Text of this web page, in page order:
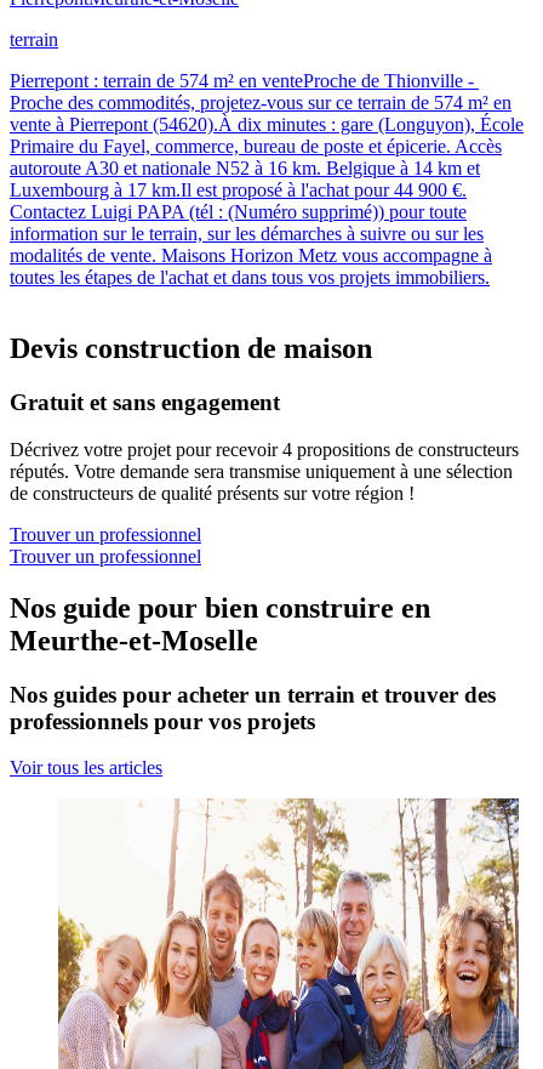
terrain
Pierrepont : terrain de 574 m² en venteProche de Thionville -
Proche des commodités, projetez-vous sur ce terrain de 574 m² en
vente à Pierrepont (54620).À dix minutes : gare (Longuyon), École
Primaire du Fayel, commerce, bureau de poste et épicerie. Accès
autoroute A30 et nationale N52 à 16 km. Belgique à 14 km et
Luxembourg à 17 km.Il est proposé à l'achat pour 44 900 €.
Contactez Luigi PAPA (tél : (Numéro supprimé)) pour toute
information sur le terrain, sur les démarches à suivre ou sur les
modalités de vente. Maisons Horizon Metz vous accompagne à
toutes les étapes de l'achat et dans tous vos projets immobiliers.
Devis construction de maison
Gratuit et sans engagement
Décrivez votre projet pour recevoir 4 propositions de constructeurs
réputés. Votre demande sera transmise uniquement à une sélection
de constructeurs de qualité présents sur votre région !
Trouver un professionnel
Trouver un professionnel
Nos guide pour bien construire en
Meurthe-et-Moselle
Nos guides pour acheter un terrain et trouver des
professionnels pour vos projets
Voir tous les articles